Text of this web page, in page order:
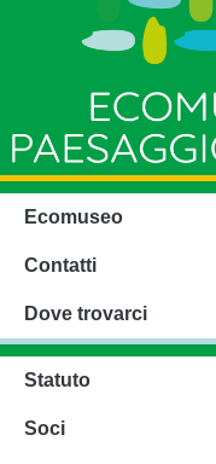
Ecomuseo
Contatti
Dove trovarci
Statuto
Soci